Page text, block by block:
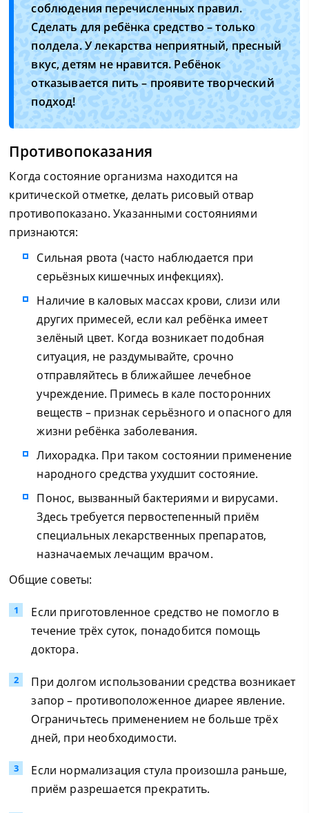
соблюдения перечисленных правил.
Сделать для ребёнка средство – только
полдела. У лекарства неприятный, пресный
вкус, детям не нравится. Ребёнок
отказывается пить – проявите творческий
подход!
Противопоказания
Когда состояние организма находится на
критической отметке, делать рисовый отвар
противопоказано. Указанными состояниями
признаются:
Сильная рвота (часто наблюдается при
серьёзных кишечных инфекциях).
Наличие в каловых массах крови, слизи или
других примесей, если кал ребёнка имеет
зелёный цвет. Когда возникает подобная
ситуация, не раздумывайте, срочно
отправляйтесь в ближайшее лечебное
учреждение. Примесь в кале посторонних
веществ – признак серьёзного и опасного для
жизни ребёнка заболевания.
Лихорадка. При таком состоянии применение
народного средства ухудшит состояние.
Понос, вызванный бактериями и вирусами.
Здесь требуется первостепенный приём
специальных лекарственных препаратов,
назначаемых лечащим врачом.
Общие советы:
Если приготовленное средство не помогло в
течение трёх суток, понадобится помощь
доктора.
При долгом использовании средства возникает
запор – противоположенное диарее явление.
Ограничьтесь применением не больше трёх
дней, при необходимости.
Если нормализация стула произошла раньше,
приём разрешается прекратить.